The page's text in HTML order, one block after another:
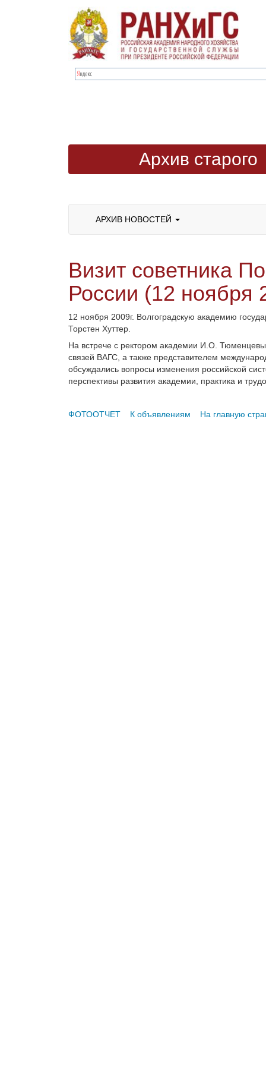
Архив старого
АРХИВ НОВОСТЕЙ
Визит советника
России (12 ноября
12 ноября 2009г. Волгоградскую академию
Торстен Хуттер.
На встрече с ректором академии И.О.
связей ВАГС, а также представителем
обсуждались вопросы изменения российской
перспективы развития академии, практика и
ФОТООТЧЕТ К объявлениям На главную